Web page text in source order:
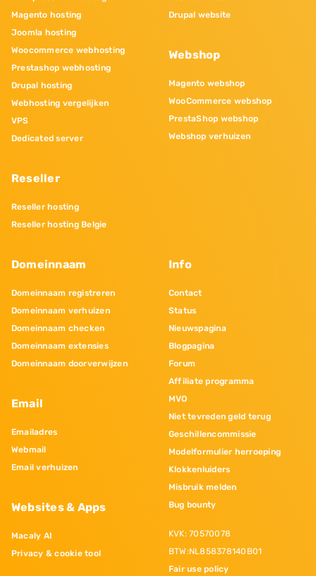
Magento hosting
Joomla hosting
Woocommerce webhosting
Prestashop webhosting
Drupal hosting
Webhosting vergelijken
VPS
Dedicated server
Reseller
Reseller hosting
Reseller hosting Belgie
Drupal website
Webshop
Magento webshop
WooCommerce webshop
PrestaShop webshop
Webshop verhuizen
Domeinnaam
Domeinnaam registreren
Domeinnaam verhuizen
Domeinnaam checken
Domeinnaam extensies
Domeinnaam doorverwijzen
Email
Emailadres
Webmail
Email verhuizen
Websites & Apps
Macaly AI
Privacy & cookie tool
Info
Contact
Status
Nieuwspagina
Blogpagina
Forum
Affiliate programma
MVO
Niet tevreden geld terug
Geschillencommissie
Modelformulier herroeping
Klokkenluiders
Misbruik melden
Bug bounty
KVK: 70570078
BTW:NL858378140B01
Fair use policy